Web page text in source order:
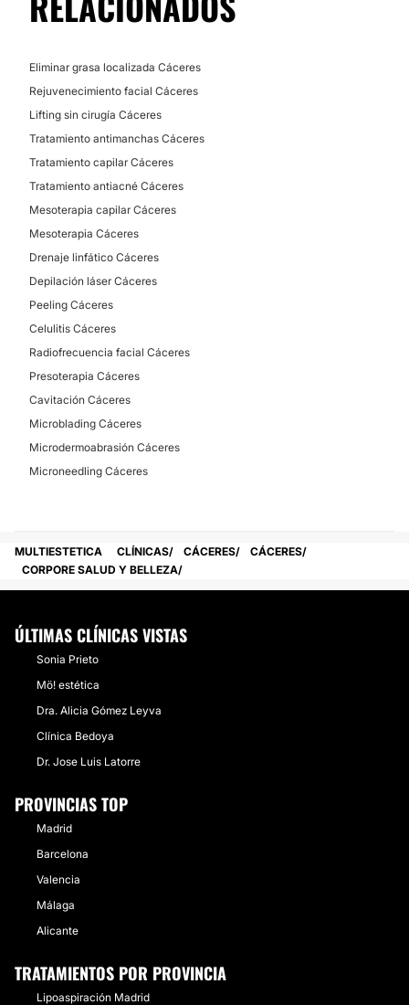
Financiación o facilidades de pago:
Métodos de pago aceptados:
Tarjeta de Crédito/Débito
Efectivo
Bizum
Microdermoabrasión
CIRUGÍA BARIÁTRICA
Tratamiento obesidad
Eliminar grasa localizada Cáceres
Rejuvenecimiento facial Cáceres
Lifting sin cirugía Cáceres
Tratamiento antimanchas Cáceres
Tratamiento capilar Cáceres
Tratamiento antiacné Cáceres
Mesoterapia capilar Cáceres
Mesoterapia Cáceres
Drenaje linfático Cáceres
Depilación láser Cáceres
Peeling Cáceres
Celulitis Cáceres
Radiofrecuencia facial Cáceres
Presoterapia Cáceres
Cavitación Cáceres
Microblading Cáceres
Microdermoabrasión Cáceres
Microneedling Cáceres
MULTIESTETICA CLÍNICAS CÁCERES
CÁCERES
CORPORE SALUD Y BELLEZA
ÚLTIMAS CLÍNICAS VISTAS
Sonia Prieto
Mö! estética
Dra. Alicia Gómez Leyva
Clínica Bedoya
Dr. Jose Luis Latorre
PROVINCIAS TOP
Madrid
Barcelona
Valencia
Málaga
Alicante
TRATAMIENTOS POR PROVINCIA
Lipoaspiración Madrid